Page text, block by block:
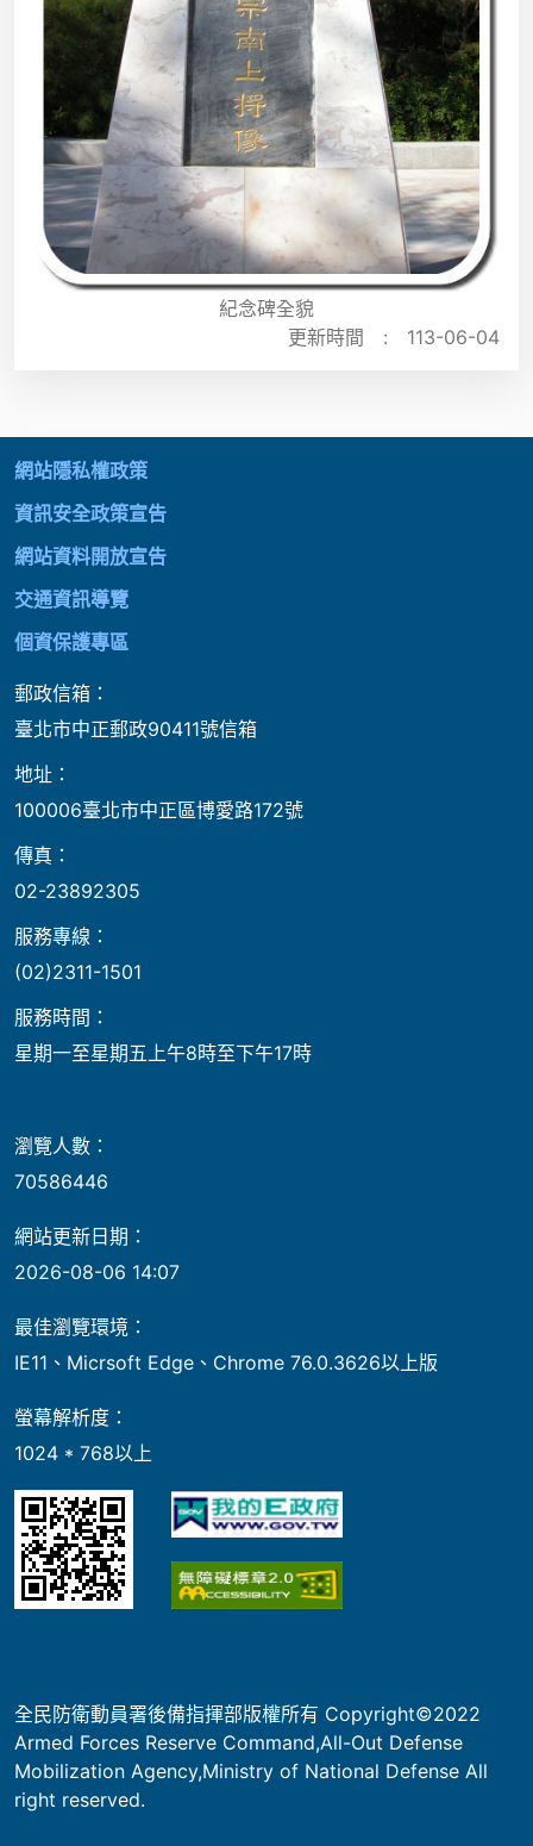
紀念碑全貌
更新時間 : 113-06-04
網站隱私權政策
資訊安全政策宣告
網站資料開放宣告
交通資訊導覽
個資保護專區
郵政信箱：
臺北市中正郵政90411號信箱
地址：
100006臺北市中正區博愛路172號
傳真：
02-23892305
服務專線：
(02)2311-1501
服務時間：
星期一至星期五上午8時至下午17時
瀏覽人數：
70586446
網站更新日期：
2026-08-06 14:07
最佳瀏覽環境：
IE11、Micrsoft Edge、Chrome 76.0.3626以上版
螢幕解析度：
1024 * 768以上
全民防衛動員署後備指揮部版權所有 Copyright©2022
Armed Forces Reserve Command,All-Out Defense
Mobilization Agency,Ministry of National Defense All
right reserved.